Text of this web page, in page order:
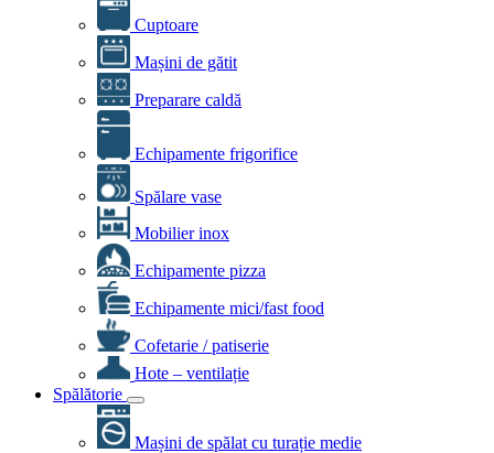
Cuptoare
Mașini de gătit
Preparare caldă
Echipamente frigorifice
Spălare vase
Mobilier inox
Echipamente pizza
Echipamente mici/fast food
Cofetarie / patiserie
Hote – ventilație
Spălătorie
Mașini de spălat cu turație medie